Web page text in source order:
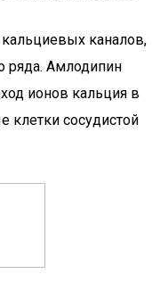
каналов,
ряда. Амлодипин
ионов кальция в
сосудистой